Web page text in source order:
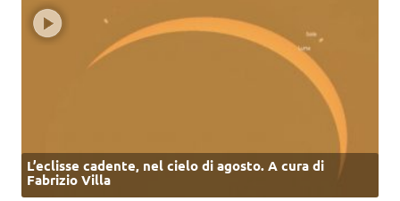
L’eclisse cadente, nel cielo di agosto. A cura di
Fabrizio Villa